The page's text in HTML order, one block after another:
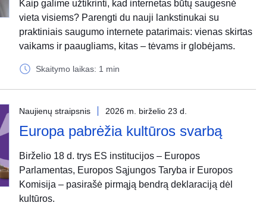
Kaip galime užtikrinti, kad internetas būtų saugesnė
vieta visiems? Parengti du nauji lankstinukai su
praktiniais saugumo internete patarimais: vienas skirtas
vaikams ir paaugliams, kitas – tėvams ir globėjams.
Skaitymo laikas: 1 min
Naujienų straipsnis 2026 m. birželio 23 d.
Europa pabrėžia kultūros svarbą
Birželio 18 d. trys ES institucijos – Europos
Parlamentas, Europos Sąjungos Taryba ir Europos
Komisija – pasirašė pirmąją bendrą deklaraciją dėl
kultūros.